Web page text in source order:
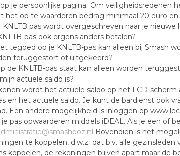
je persoonlijke pagina. Om
het op te waarderen bedrag minimaal 20 euro
KNLTB pas wordt overgeschreven naar je nieuwe
pas ook ergens anders betalen?
tegoed op je KNLTB-pas kan alleen bij Smash
teruggestort of uitgekeerd?
de KNLTB-pas staat kan alleen worden
actuele saldo is?
wordt het actuele saldo op het LCD-
en het actuele saldo. Je kunt de bardienst ook
Een andere mogelijkheid is inloggen op
pas opwaarderen middels iDEAL. Als je een
Bovendien is het
te koppelen, d.w.z. dat b.v. alle
koppelen, de rekeningen blijven apart maar de